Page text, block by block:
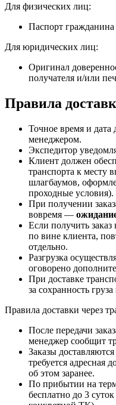
Для физических лиц:
Паспорт
Для юридических лиц:
Оригинал
получателя и/или
Правила
Точное время и дата
менеджером.
Экспедитор
Клиент должен
транспорта к месту
шлагбаумов,
проходные условия).
При получении
вовремя —
Если получить
по вине клиента,
отдельно.
Разгрузка
оговорено
При доставке
за сохранность
Правила доставки через
После передачи
менеджер сообщит
Заказы
требуется адресная
об этом заранее.
По прибытии на
бесплатно до 3